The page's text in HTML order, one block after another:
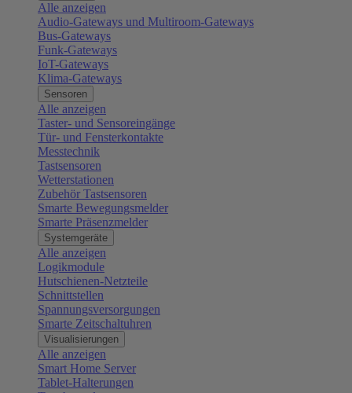
Alle anzeigen
Audio-Gateways und Multiroom-Gateways
Bus-Gateways
Funk-Gateways
IoT-Gateways
Klima-Gateways
Sensoren
Alle anzeigen
Taster- und Sensoreingänge
Tür- und Fensterkontakte
Messtechnik
Tastsensoren
Wetterstationen
Zubehör Tastsensoren
Smarte Bewegungsmelder
Smarte Präsenzmelder
Systemgeräte
Alle anzeigen
Logikmodule
Hutschienen-Netzteile
Schnittstellen
Spannungsversorgungen
Smarte Zeitschaltuhren
Visualisierungen
Alle anzeigen
Smart Home Server
Tablet-Halterungen